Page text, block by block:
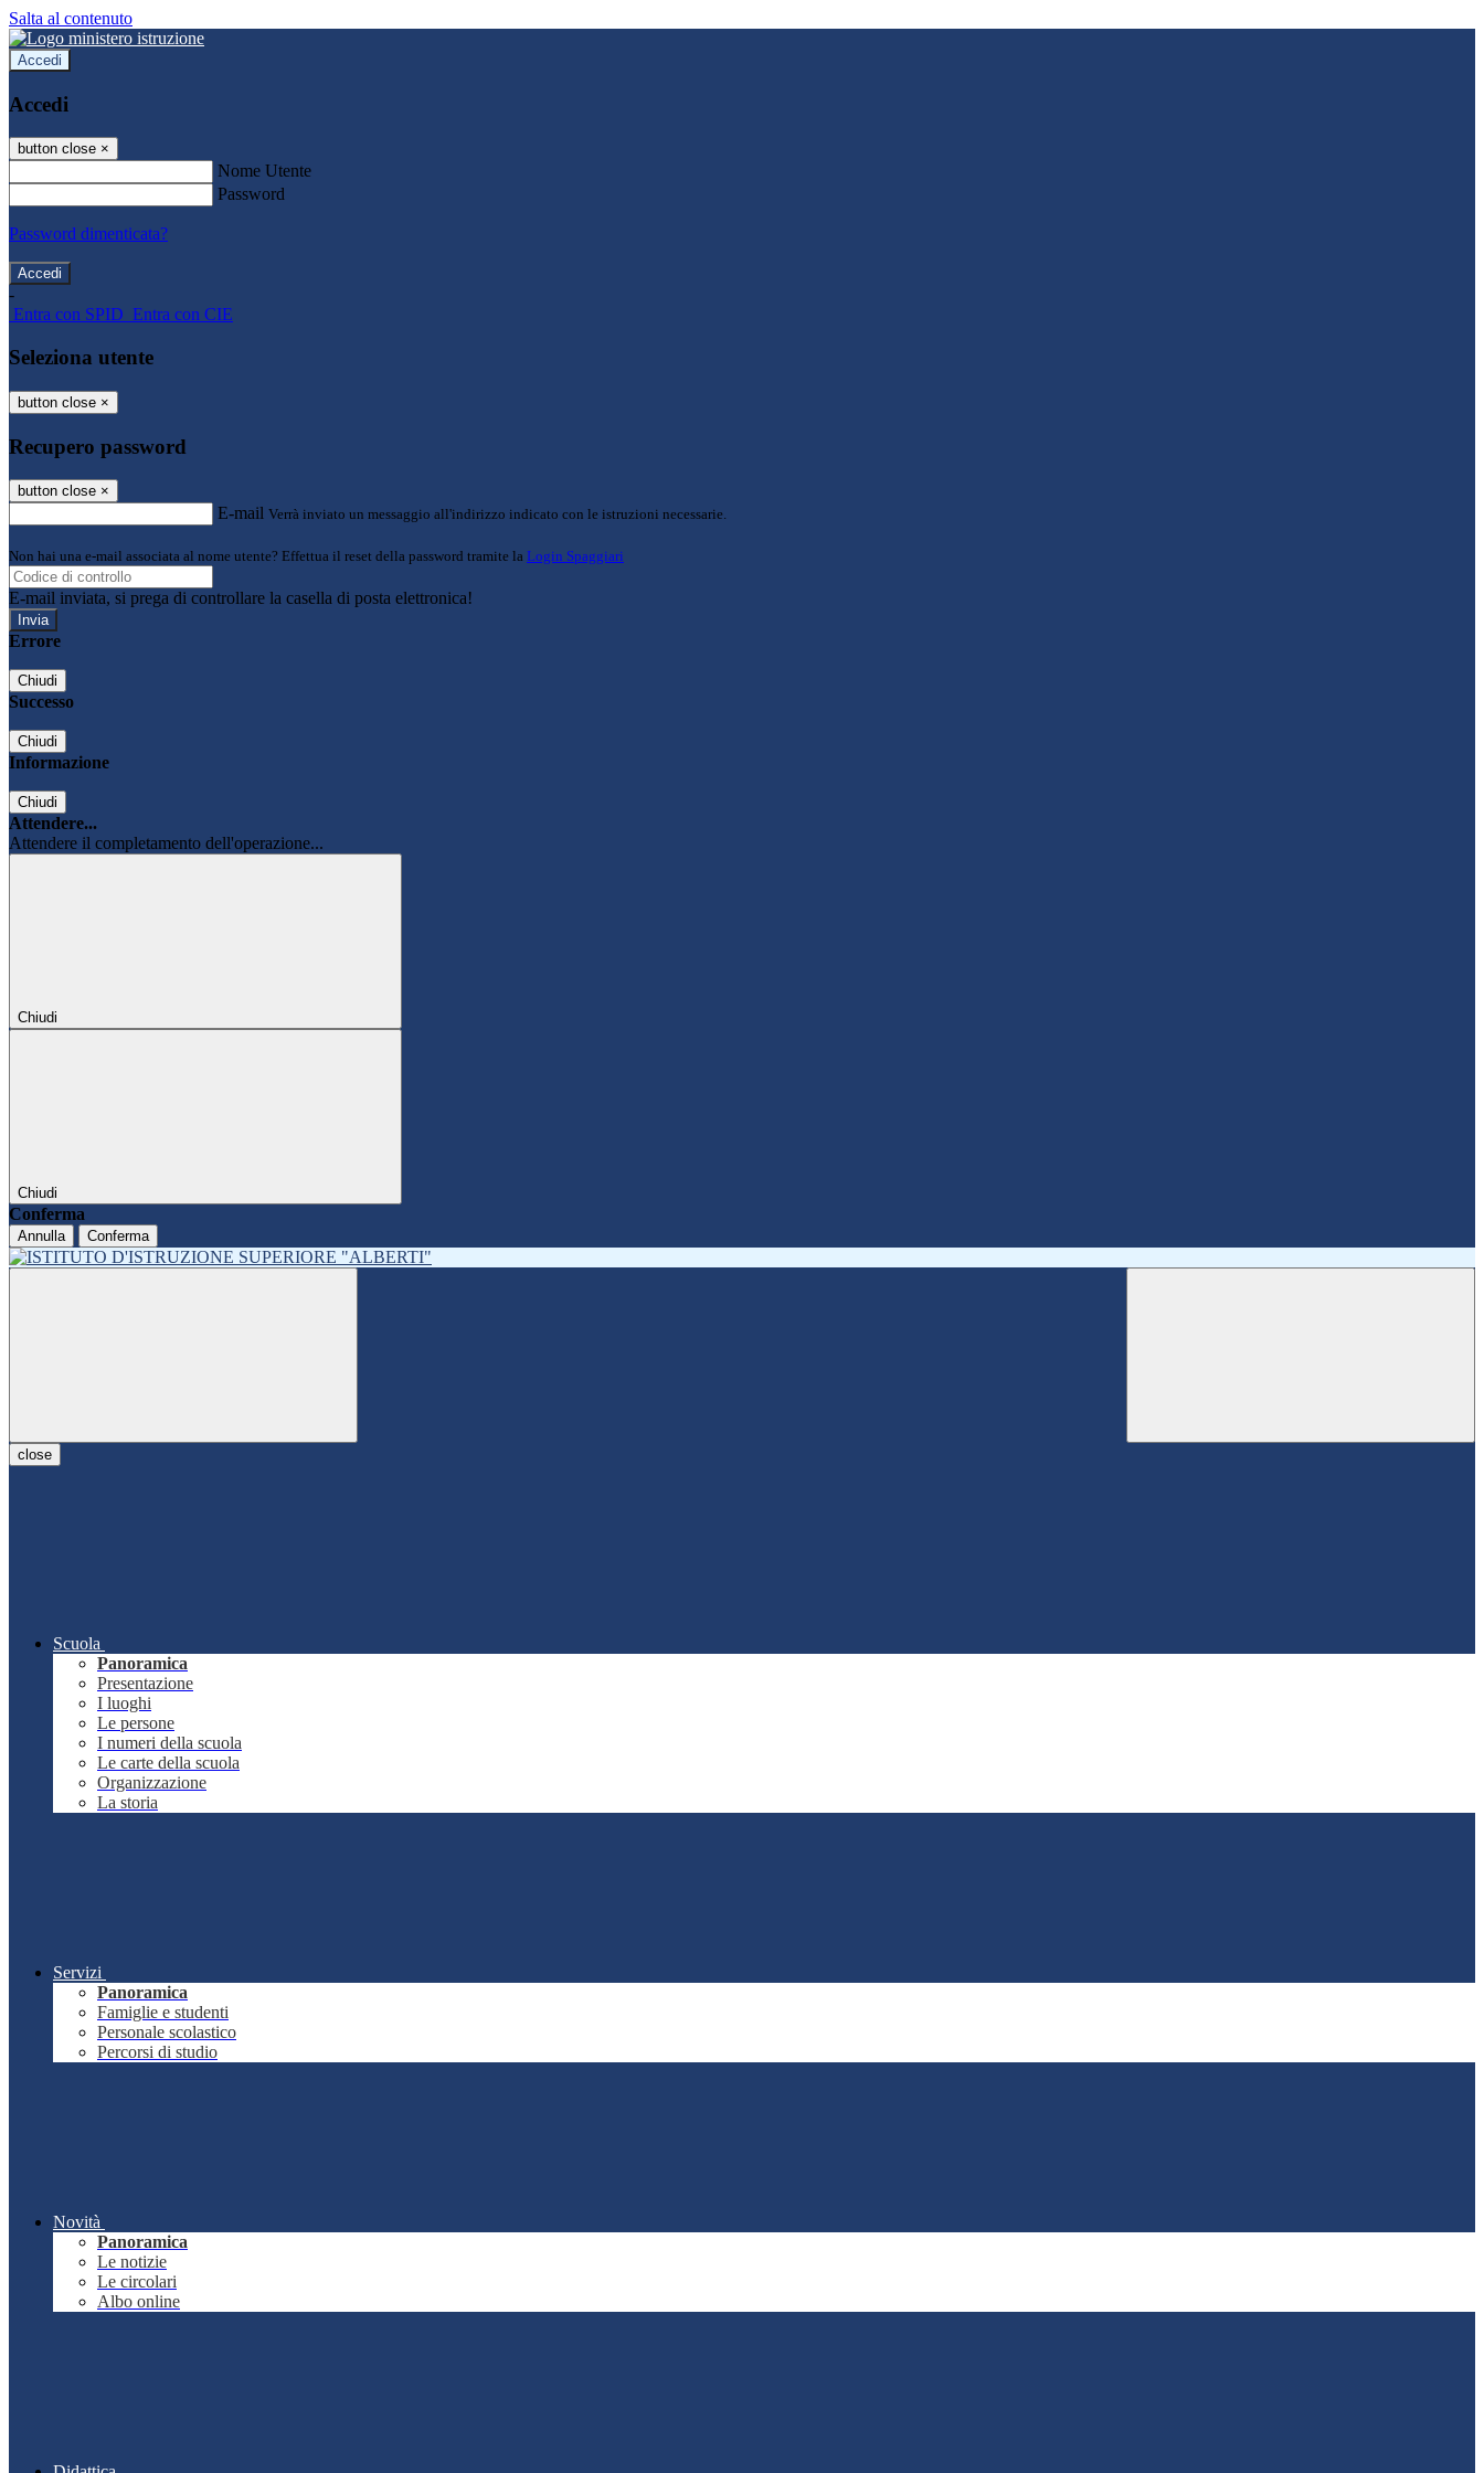
Salta al contenuto
Accedi
Accedi
button close ×
Nome Utente
Password
Password dimenticata?
-
Entra con SPID Entra con CIE
Seleziona utente
button close ×
Recupero password
button close ×
E-mail Verrà inviato un messaggio all'indirizzo indicato con le istruzioni necessarie.
Non hai una e-mail associata al nome utente? Effettua il reset della password tramite la Login Spaggiari
E-mail inviata, si prega di controllare la casella di posta elettronica!
Errore
Chiudi
Successo
Chiudi
Informazione
Chiudi
Attendere...
Attendere il completamento dell'operazione...
Chiudi
Chiudi
Conferma
Annulla Conferma
close
Scuola
Panoramica
Presentazione
I luoghi
Le persone
I numeri della scuola
Le carte della scuola
Organizzazione
La storia
Servizi
Panoramica
Famiglie e studenti
Personale scolastico
Percorsi di studio
Novità
Panoramica
Le notizie
Le circolari
Albo online